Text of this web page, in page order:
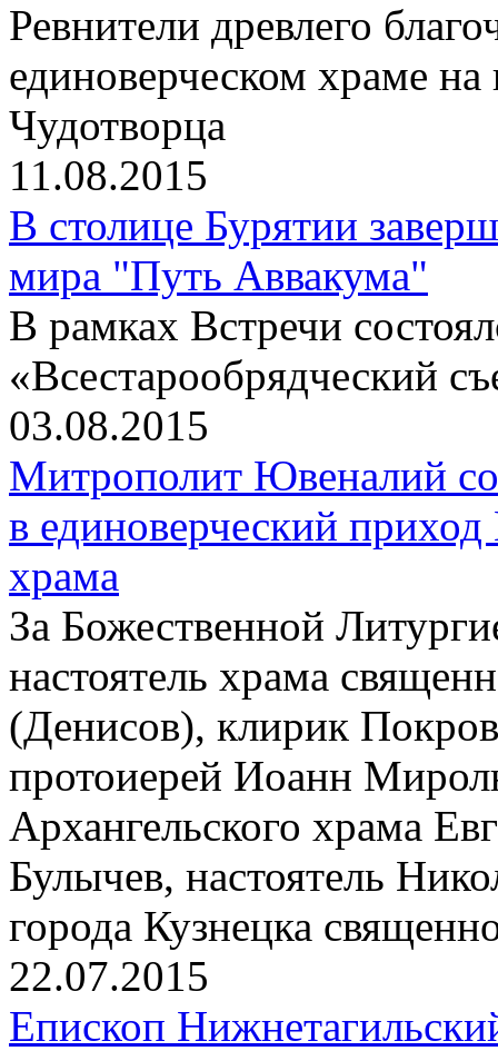
Ревнители древлего
единоверческом храме
Чудотворца
11.08.2015
В столице Бурятии
мира "Путь Аввакума"
В рамках Встречи
«Всестарообрядческий
03.08.2015
Митрополит Ювеналий
в единоверческий
храма
За Божественной
настоятель храма
(Денисов), клирик
протоиерей Иоанн
Архангельского храма
Булычев, настоятель
города Кузнецка
22.07.2015
Епископ